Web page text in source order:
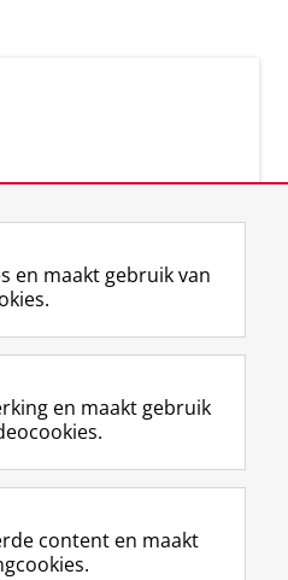
F
a
e
b
o
p
a
L
i
k
e
I
-
p
R
S
-
f
e
R
I
n
t
r
m
Y
o
T
e
k
en maakt gebruik van
en maakt gebruik
content en maakt